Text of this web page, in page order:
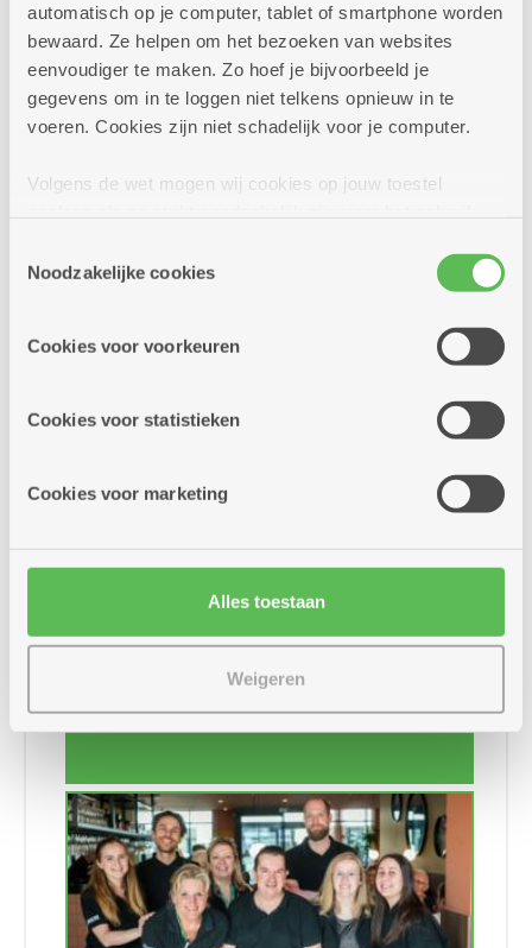
automatisch op je computer, tablet of smartphone worden
bewaard. Ze helpen om het bezoeken van websites
eenvoudiger te maken. Zo hoef je bijvoorbeeld je
gegevens om in te loggen niet telkens opnieuw in te
voeren. Cookies zijn niet schadelijk voor je computer.
Volgens de wet mogen wij cookies op jouw toestel
cookies hebben we jouw toestemming nodig. Sommige
cookies worden geplaatst door derde partijen die een
informatie over jouw (geanonimiseerd) gebruik van onze
partners kunnen deze gegevens combineren met andere
Noodzakelijke cookies
Cookies voor voorkeuren
Cookies voor statistieken
Cookies voor marketing
Alles toestaan
Weigeren
Actief leven